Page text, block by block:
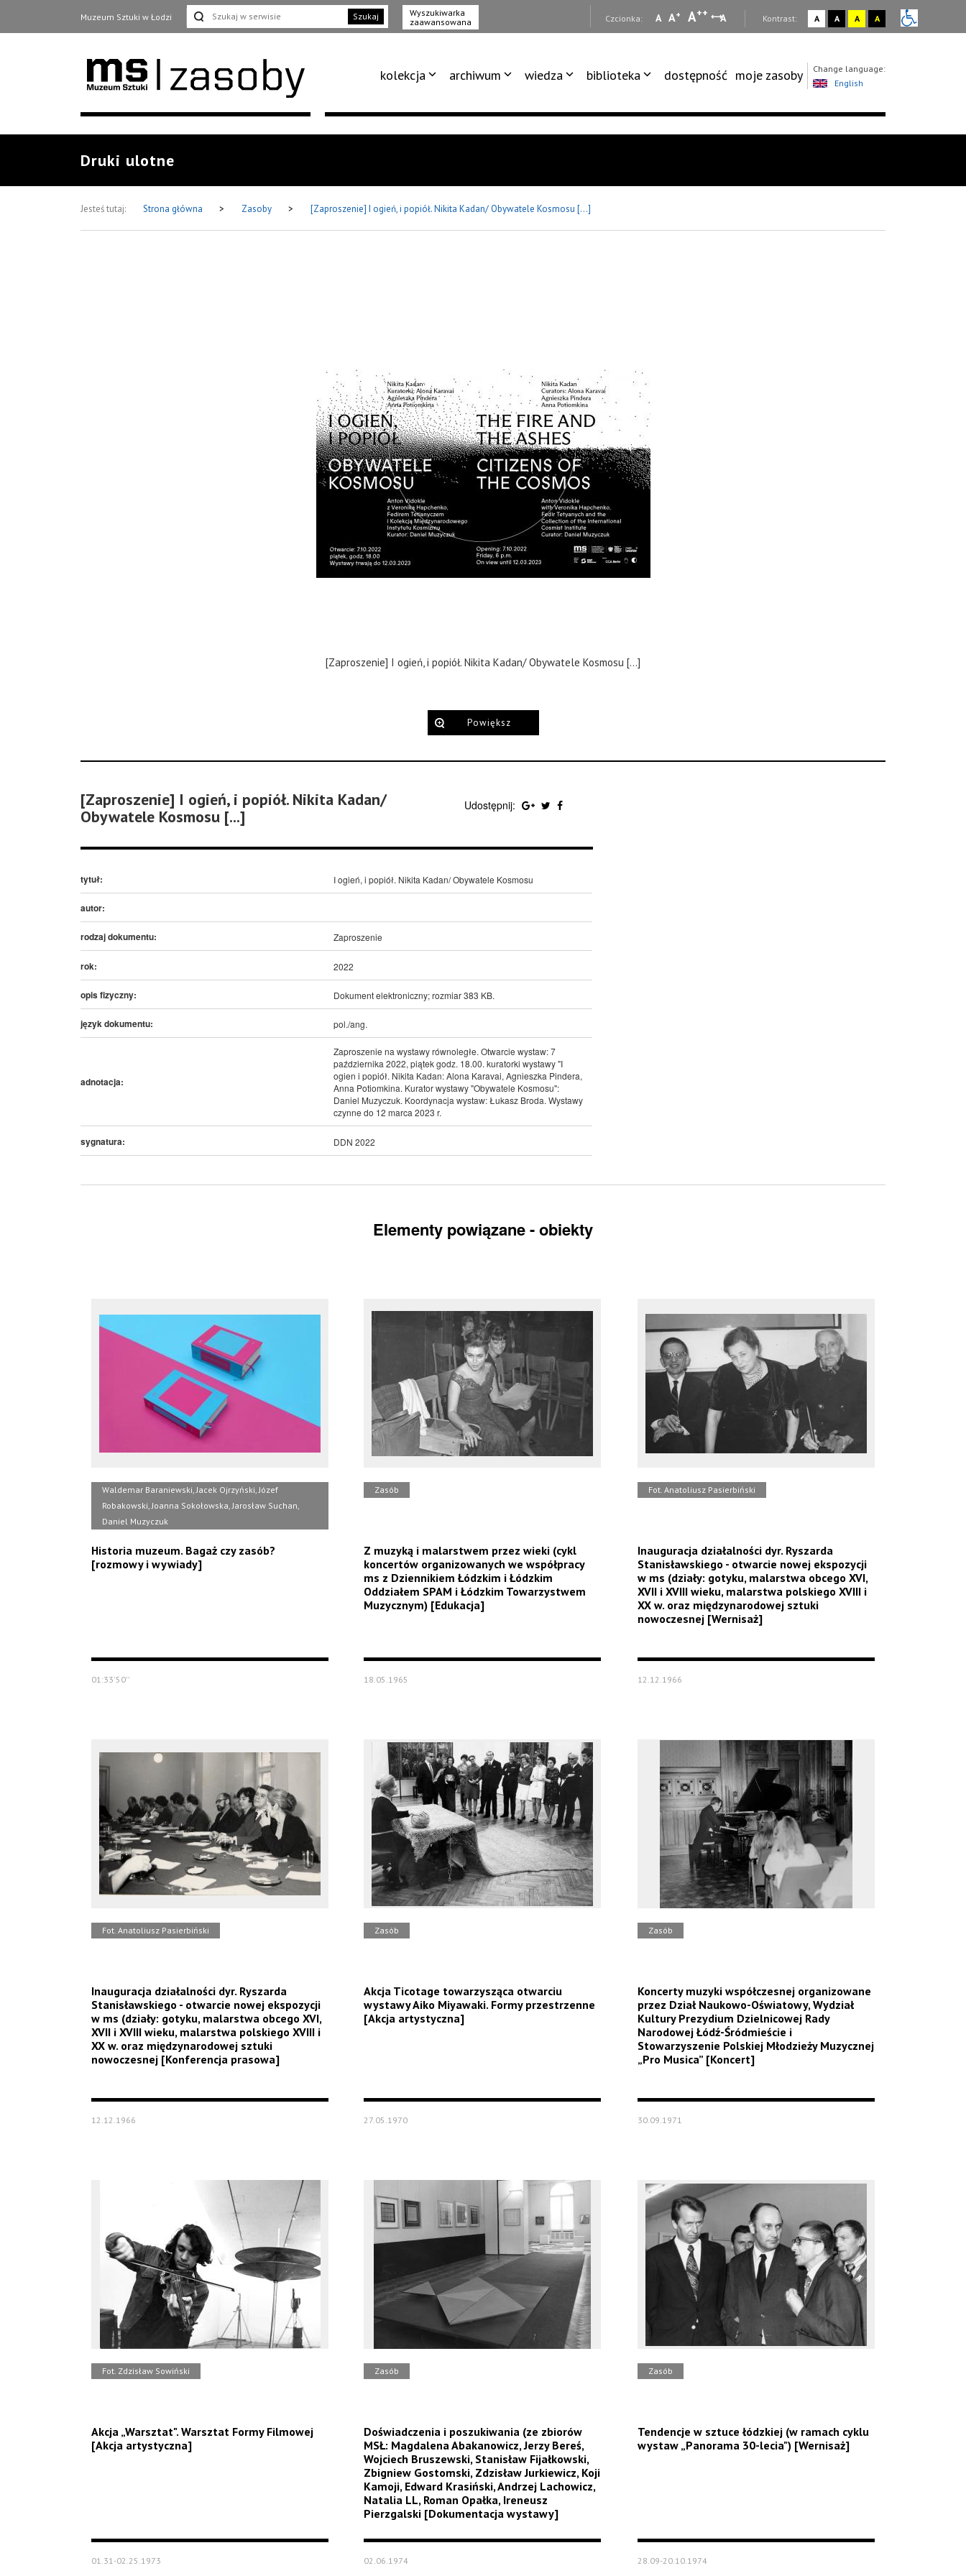
Muzeum Sztuki w Łodzi Szukaj
Wyszukiwarka
zaawansowana
Czcionka: A A+ A++ A Kontrast: A A A A
kolekcja archiwum wiedza biblioteka dostępność moje zasoby
Change language:
English
Druki ulotne
Jesteś tutaj: Strona główna > Zasoby > [Zaproszenie] I ogień, i popiół. Nikita Kadan/ Obywatele Kosmosu [...]
[Zaproszenie] I ogień, i popiół. Nikita Kadan/ Obywatele Kosmosu [...]
Powiększ
[Zaproszenie] I ogień, i popiół. Nikita Kadan/
Obywatele Kosmosu [...]
Udostępnij:
tytuł: I ogień, i popiół. Nikita Kadan/ Obywatele Kosmosu
autor:
rodzaj dokumentu: Zaproszenie
rok: 2022
opis fizyczny: Dokument elektroniczny; rozmiar 383 KB.
język dokumentu: pol./ang.
adnotacja:
Zaproszenie na wystawy równoległe. Otwarcie wystaw: 7
października 2022, piątek godz. 18.00. kuratorki wystawy "I
ogien i popiół. Nikita Kadan: Alona Karavai, Agnieszka Pindera,
Anna Potiomkina. Kurator wystawy "Obywatele Kosmosu":
Daniel Muzyczuk. Koordynacja wystaw: Łukasz Broda. Wystawy
czynne do 12 marca 2023 r.
sygnatura: DDN 2022
Elementy powiązane - obiekty
Waldemar Baraniewski, Jacek Ojrzyński, Józef
Robakowski, Joanna Sokołowska, Jarosław Suchan,
Daniel Muzyczuk
Historia muzeum. Bagaż czy zasób?
[rozmowy i wywiady]
01:33'50''
Zasób
Z muzyką i malarstwem przez wieki (cykl
koncertów organizowanych we współpracy
ms z Dziennikiem Łódzkim i Łódzkim
Oddziałem SPAM i Łódzkim Towarzystwem
Muzycznym) [Edukacja]
18.05.1965
Fot. Anatoliusz Pasierbiński
Inauguracja działalności dyr. Ryszarda
Stanisławskiego - otwarcie nowej ekspozycji
w ms (działy: gotyku, malarstwa obcego XVI,
XVII i XVIII wieku, malarstwa polskiego XVIII i
XX w. oraz międzynarodowej sztuki
nowoczesnej [Wernisaż]
12.12.1966
Fot. Anatoliusz Pasierbiński
Inauguracja działalności dyr. Ryszarda
Stanisławskiego - otwarcie nowej ekspozycji
w ms (działy: gotyku, malarstwa obcego XVI,
XVII i XVIII wieku, malarstwa polskiego XVIII i
XX w. oraz międzynarodowej sztuki
nowoczesnej [Konferencja prasowa]
12.12.1966
Zasób
Akcja Ticotage towarzysząca otwarciu
wystawy Aiko Miyawaki. Formy przestrzenne
[Akcja artystyczna]
27.05.1970
Zasób
Koncerty muzyki współczesnej organizowane
przez Dział Naukowo-Oświatowy, Wydział
Kultury Prezydium Dzielnicowej Rady
Narodowej Łódź-Śródmieście i
Stowarzyszenie Polskiej Młodzieży Muzycznej
„Pro Musica” [Koncert]
30.09.1971
Fot. Zdzisław Sowiński
Akcja „Warsztat". Warsztat Formy Filmowej
[Akcja artystyczna]
01.31-02.25.1973
Zasób
Doświadczenia i poszukiwania (ze zbiorów
MSŁ: Magdalena Abakanowicz, Jerzy Bereś,
Wojciech Bruszewski, Stanisław Fijałkowski,
Zbigniew Gostomski, Zdzisław Jurkiewicz, Koji
Kamoji, Edward Krasiński, Andrzej Lachowicz,
Natalia LL, Roman Opałka, Ireneusz
Pierzgalski [Dokumentacja wystawy]
02.06.1974
Zasób
Tendencje w sztuce łódzkiej (w ramach cyklu
wystaw „Panorama 30-lecia") [Wernisaż]
28.09-20.10.1974